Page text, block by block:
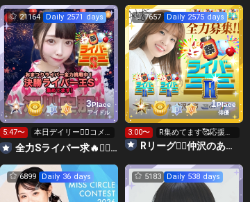
3Place
アイドル
21164 Daily 2571 days
5:47〜
本日デイリー❤️‍🔥コメ
ントしてライバー王ゲ
ット👑
全力Sライバー求🔥❤️‍🔥147cm深川史那のルーム🐸🎈
1Place
俳優
7657 Daily 2575 days
3:00〜
R集めてます🥰応援し
て貰えたら嬉しいで Rリーグ❤️‍🔥仲沢のあ⛴໒꒱· ﾟ🌈
6899 Daily 36 days 5183 Daily 538 days